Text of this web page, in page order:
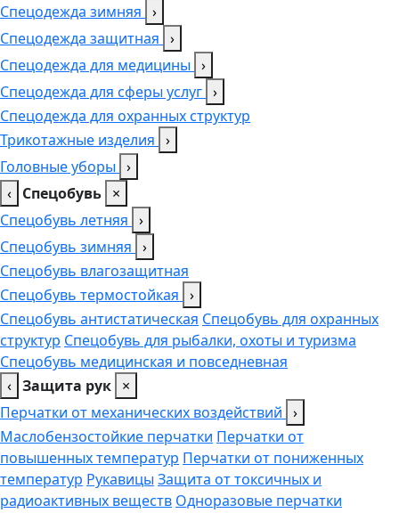
Спецодежда зимняя ›
Спецодежда защитная ›
Спецодежда для медицины ›
Спецодежда для сферы услуг ›
Спецодежда для охранных структур
Трикотажные изделия ›
Головные уборы ›
‹ Спецобувь ×
Спецобувь летняя ›
Спецобувь зимняя ›
Спецобувь влагозащитная
Спецобувь термостойкая ›
Спецобувь антистатическая Спецобувь для охранных
структур Спецобувь для рыбалки, охоты и туризма
Спецобувь медицинская и повседневная
‹ Защита рук ×
Перчатки от механических воздействий ›
Маслобензостойкие перчатки Перчатки от
повышенных температур Перчатки от пониженных
температур Рукавицы Защита от токсичных и
радиоактивных веществ Одноразовые перчатки